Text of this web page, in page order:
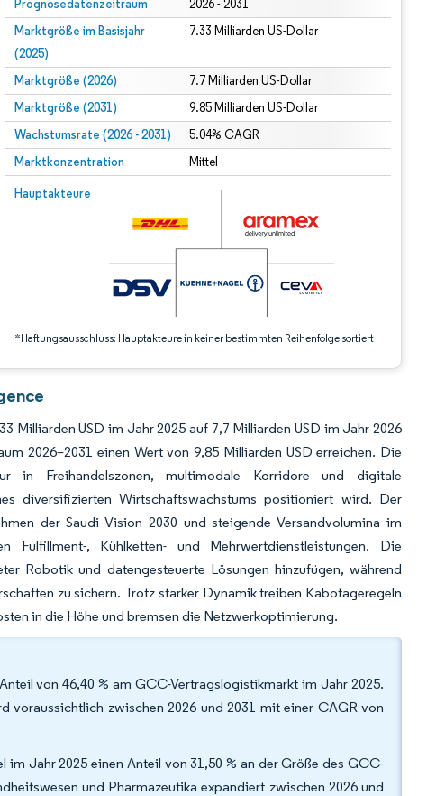
Prognosedatenzeitraum 2026 - 2031
Marktgröße im Basisjahr
(2025)
7.33 Milliarden US-Dollar
Marktgröße (2026) 7.7 Milliarden US-Dollar
Marktgröße (2031) 9.85 Milliarden US-Dollar
Wachstumsrate (2026 - 2031) 5.04% CAGR
Marktkonzentration Mittel
Hauptakteure
*Haftungsausschluss: Hauptakteure in keiner bestimmten Reihenfolge sortiert
Bild © Mordor Intelligence. Wiederverwendung erfordert Namensnennung gemäß CC BY 4.0.
Namensnennung gemäß CC BY 4.0.
USD im Jahr 2025 auf 7,7 Milliarden USD im Jahr 2026
2026–2031 einen Wert von 9,85 Milliarden USD erreichen. Die
in Freihandelszonen, multimodale Korridore und digitale
diversifizierten Wirtschaftswachstums positioniert wird. Der
der Saudi Vision 2030 und steigende Versandvolumina im
Fulfillment-, Kühlketten- und Mehrwertdienstleistungen. Die
Robotik und datengesteuerte Lösungen hinzufügen, während
zu sichern. Trotz starker Dynamik treiben Kabotageregeln
in die Höhe und bremsen die Netzwerkoptimierung.
von 46,40 % am GCC-Vertragslogistikmarkt im Jahr 2025.
zwischen 2026 und 2031 mit einer CAGR von
Jahr 2025 einen Anteil von 31,50 % an der Größe des GCC-
und Pharmazeutika expandiert zwischen 2026 und